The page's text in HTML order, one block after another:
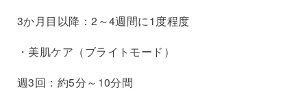
3か月目以降：2～4週間に1度程度
・美肌ケア（ブライトモード）
週3回：約5分～10分間